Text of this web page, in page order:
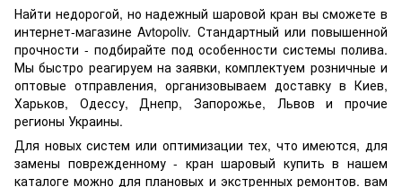
Найти недорогой, но надежный шаровой кран вы сможете в
интернет-магазине Avtopoliv. Стандартный или повышенной
прочности - подбирайте под особенности системы полива.
Мы быстро реагируем на заявки, комплектуем розничные и
оптовые отправления, организовываем доставку в Киев,
Харьков, Одессу, Днепр, Запорожье, Львов и прочие
регионы Украины.
Для новых систем или оптимизации тех, что имеются, для
замены поврежденному - кран шаровый купить в нашем
каталоге можно для плановых и экстренных ремонтов. вам